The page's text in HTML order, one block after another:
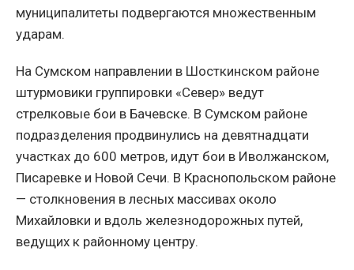
муниципалитеты подвергаются множественным
ударам.
На Сумском направлении в Шосткинском районе
штурмовики группировки «Север» ведут
стрелковые бои в Бачевске. В Сумском районе
подразделения продвинулись на девятнадцати
участках до 600 метров, идут бои в Иволжанском,
Писаревке и Новой Сечи. В Краснопольском районе
— столкновения в лесных массивах около
Михайловки и вдоль железнодорожных путей,
ведущих к районному центру.